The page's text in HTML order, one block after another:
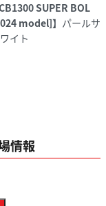
SUPER BOL
model]】 パールサ
イト
情報